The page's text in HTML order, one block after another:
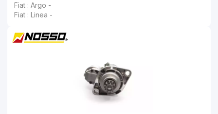
Fiat : Argo -
Fiat : Linea -